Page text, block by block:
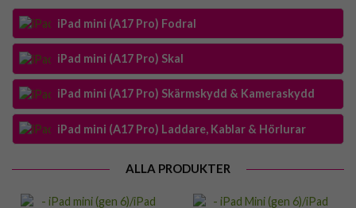
iPad mini (A17 Pro) Fodral
iPad mini (A17 Pro) Skal
iPad mini (A17 Pro) Skärmskydd & Kameraskydd
iPad mini (A17 Pro) Laddare, Kablar & Hörlurar
ALLA PRODUKTER